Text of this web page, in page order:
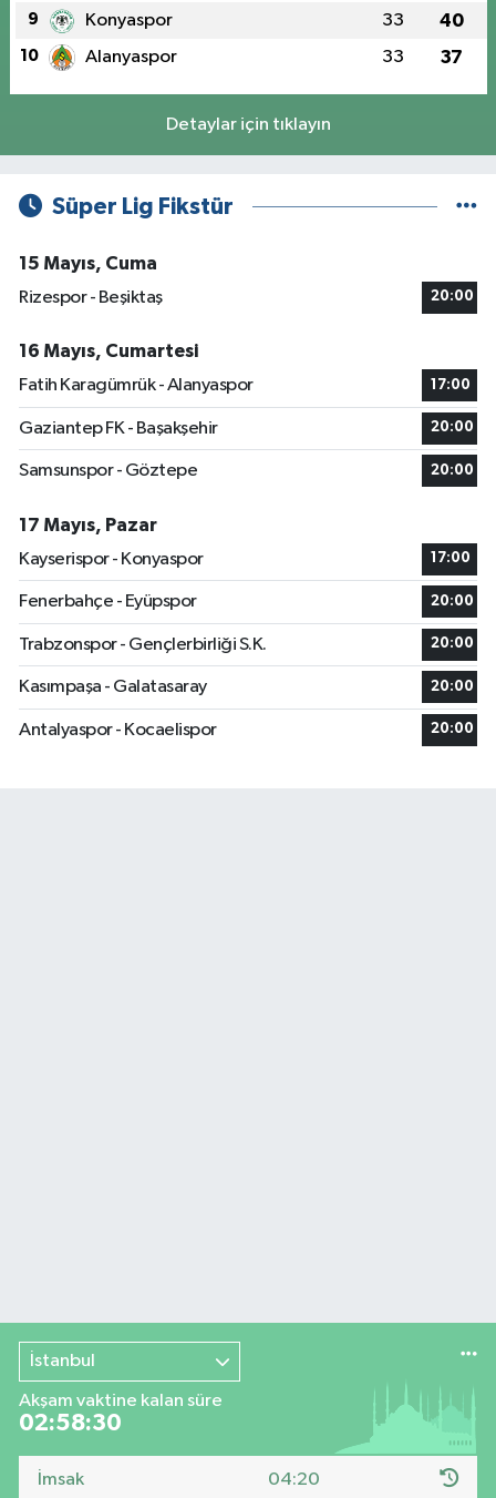
9 Konyaspor 33 40
10 Alanyaspor 33 37
Detaylar için tıklayın
Süper Lig Fikstür
15 Mayıs, Cuma
Rizespor - Beşiktaş
20:00
16 Mayıs, Cumartesi
Fatih Karagümrük - Alanyaspor
17:00
Gaziantep FK - Başakşehir 20:00
Samsunspor - Göztepe 20:00
17 Mayıs, Pazar
Kayserispor - Konyaspor
17:00
Fenerbahçe - Eyüpspor 20:00
Trabzonspor - Gençlerbirliği S.K. 20:00
Kasımpaşa - Galatasaray 20:00
Antalyaspor - Kocaelispor 20:00
İstanbul
Akşam vaktine kalan süre
02:58:30
İmsak 04:20